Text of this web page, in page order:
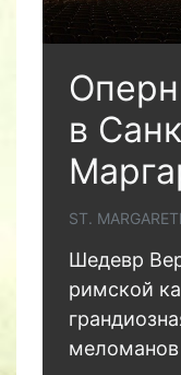
в
ST.
Шедевр
римской
меломанов